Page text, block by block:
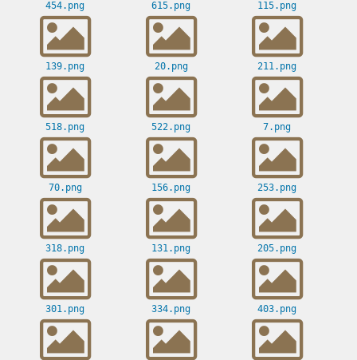
454.png 615.png 115.png
139.png 20.png 211.png
518.png 522.png 7.png
70.png 156.png 253.png
318.png 131.png 205.png
301.png 334.png 403.png